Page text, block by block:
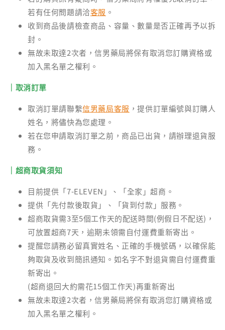
若有任何問題請洽客服 。
收到商品後請檢查商品、容量、數量是否正確再予以拆
封。
無故未取達2次者，信男藥局將保有取消您訂購資格或
加入黑名單之權利。
｜取消訂單
取消訂單請聯繫信男藥局客服 ，提供訂單編號與訂購人
姓名，將儘快為您處理。
若在您申請取消訂單之前，商品已出貨，請辦理退貨服
務。
｜超商取貨須知
目前提供「7-ELEVEN」、「全家」超商。
提供「先付款後取貨」、「貨到付款」服務。
超商取貨需3至5個工作天的配送時間(例假日不配送)，
可放置超商7天，逾期未領需自付運費重新寄出。
提醒您請務必留真實姓名、正確的手機號碼，以確保能
夠取貨及收到簡訊通知。如名字不對退貨需自付運費重
新寄出。
(超商退回大約需花15個工作天)再重新寄出
無故未取達2次者，信男藥局將保有取消您訂購資格或
加入黑名單之權利。